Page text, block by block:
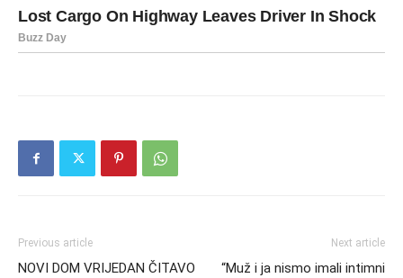
Previous article
NOVI DOM VRIJEDAN ČITAVO
Next article
“Muž i ja nismo imali intimni